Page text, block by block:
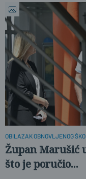
OBILAZAK OBNOVLJENOG
Župan Marušić
što je poručio...